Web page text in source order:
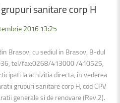
grupurisanitarecorpH
2016 13:25
Brasov, cu sediul in Brasov, B-dul
tel/fax:0268/413000 /410525,
la achizitia directa, în vederea
grupuri sanitare corp H, cod CPV
generale si de renovare (Rev.2).